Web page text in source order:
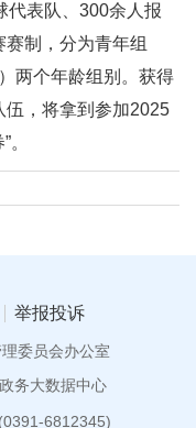
代表队、300余人报
制，分为青年组
两个年龄组别。获得
伍，将拿到参加2025
。
举报投诉
委员会办公室
务大数据中心
6812345)